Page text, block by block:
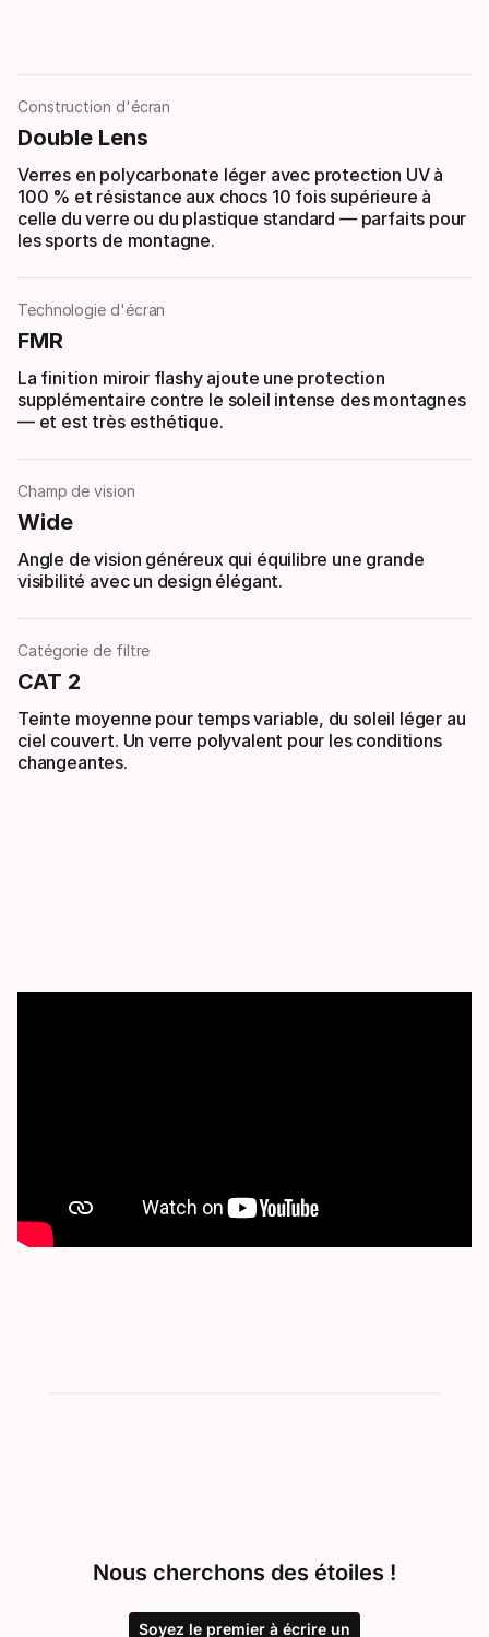
Construction d'écran
Double Lens
Verres en polycarbonate léger avec protection UV à
100 % et résistance aux chocs 10 fois supérieure à
celle du verre ou du plastique standard — parfaits pour
les sports de montagne.
Technologie d'écran
FMR
La finition miroir flashy ajoute une protection
supplémentaire contre le soleil intense des montagnes
— et est très esthétique.
Champ de vision
Wide
Angle de vision généreux qui équilibre une grande
visibilité avec un design élégant.
Catégorie de filtre
CAT 2
Teinte moyenne pour temps variable, du soleil léger au
ciel couvert. Un verre polyvalent pour les conditions
changeantes.
Nous cherchons des étoiles !
Soyez le premier à écrire un